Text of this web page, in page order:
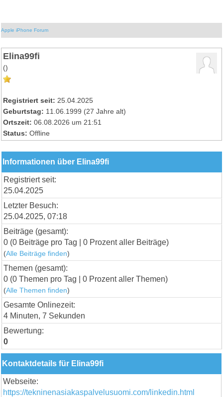
Apple iPhone Forum
Elina99fi
()
Registriert seit: 25.04.2025
Geburtstag: 11.06.1999 (27 Jahre alt)
Ortszeit: 06.08.2026 um 21:51
Status: Offline
Informationen über Elina99fi
Registriert seit:
25.04.2025
Letzter Besuch:
25.04.2025, 07:18
Beiträge (gesamt):
0 (0 Beiträge pro Tag | 0 Prozent aller Beiträge)
(Alle Beiträge finden)
Themen (gesamt):
0 (0 Themen pro Tag | 0 Prozent aller Themen)
(Alle Themen finden)
Gesamte Onlinezeit:
4 Minuten, 7 Sekunden
Bewertung:
0
Kontaktdetails für Elina99fi
Webseite:
https://tekninenasiakaspalvelusuomi.com/linkedin.html